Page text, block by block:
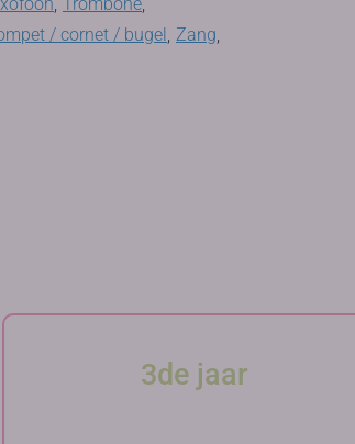
/ cornet / bugel, Zang,
3de jaar